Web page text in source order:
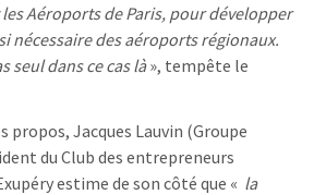
les Aéroports de Paris, pour développer
nécessaire des aéroports régionaux.
seul dans ce cas là», tempête le
propos, Jacques Lauvin (Groupe
du Club des entrepreneurs
estime de son côté que « la